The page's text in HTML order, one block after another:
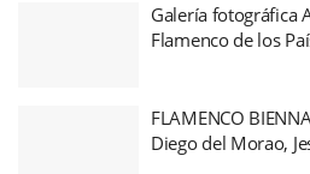
Galería fotográfica
Flamenco de los
FLAMENCO
Diego del Morao,